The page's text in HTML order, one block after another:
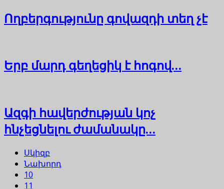
Ողբերգությունը գովազդի տեղ չէ
Երբ մարդ գեղեցիկ է հոգով…
Ազգի հավերժության կոչ
հնչեցնելու ժամանակը…
Սկիզբ
Նախորդ
10
11